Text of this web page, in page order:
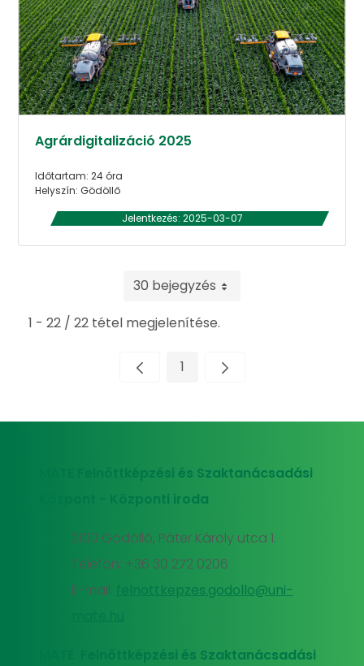
Agrárdigitalizáció 2025
Időtartam: 24 óra
Helyszín: Gödöllő
Jelentkezés: 2025-03-07
30 bejegyzés
1 - 22 / 22 tétel megjelenítése.
Oldal
1
MATE Felnőttképzési és Szaktanácsadási
Központ - Központi iroda
2100 Gödöllő, Páter Károly utca 1.
Telefon: +36 30 272 0206
E-mail:
felnottkepzes.godollo@uni-
MATE Felnőttképzési és Szaktanácsadási